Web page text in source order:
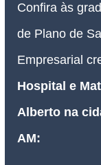
Confira às
de Plano de
Empresarial
Hospital e
Alberto na
AM: